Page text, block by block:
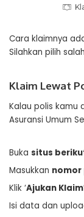
Cara klaimnya
Silahkan pilih
Klaim Lewat
Kalau polis kamu
Asuransi Umum
Buka situs
Masukkan nomor
Klik ‘Ajukan Klaim
Isi data dan